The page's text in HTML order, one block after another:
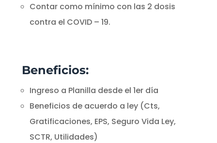
Contar como mínimo con las 2 dosis
contra el COVID – 19.
Beneficios:
Ingreso a Planilla desde el 1er día
Beneficios de acuerdo a ley (Cts,
Gratificaciones, EPS, Seguro Vida Ley,
SCTR, Utilidades)